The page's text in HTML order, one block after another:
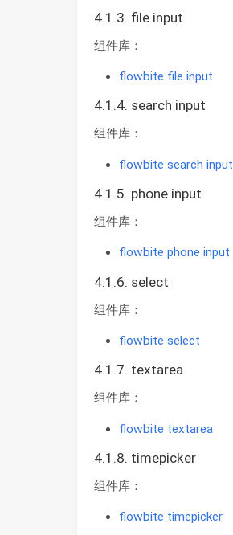
4.1.3. file input
组件库：
flowbite file input
4.1.4. search input
组件库：
flowbite search input
4.1.5. phone input
组件库：
flowbite phone input
4.1.6. select
组件库：
flowbite select
4.1.7. textarea
组件库：
flowbite textarea
4.1.8. timepicker
组件库：
flowbite timepicker